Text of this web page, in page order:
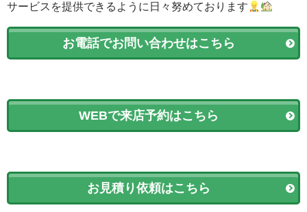
サービスを提供できるように日々努めております
お電話でお問い合わせはこちら
WEBで来店予約はこちら
お見積り依頼はこちら